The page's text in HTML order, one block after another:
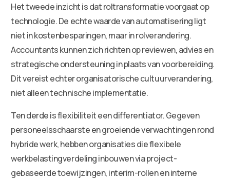
Het tweede inzicht is dat roltransformatie voorgaat op
technologie. De echte waarde van automatisering ligt
niet in kostenbesparingen, maar in rolverandering.
Accountants kunnen zich richten op reviewen, advies en
strategische ondersteuning in plaats van voorbereiding.
Dit vereist echter organisatorische cultuurverandering,
niet alleen technische implementatie.
Ten derde is flexibiliteit een differentiator. Gegeven
personeelsschaarste en groeiende verwachtingen rond
hybride werk, hebben organisaties die flexibele
werkbelastingverdeling inbouwen via project-
gebaseerde toewijzingen, interim-rollen en interne